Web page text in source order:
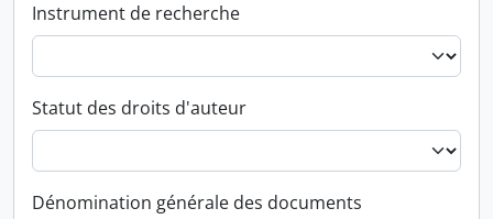
Instrument de recherche
Statut des droits d'auteur
Dénomination générale des documents